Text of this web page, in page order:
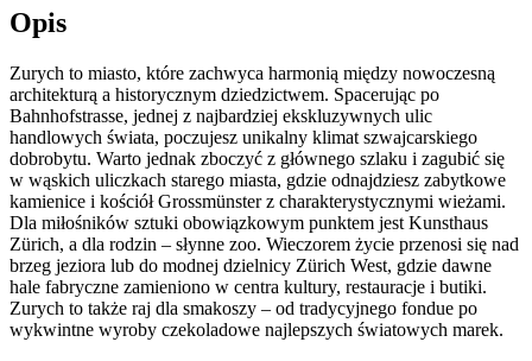
Opis
Zurych to miasto, które zachwyca harmonią między nowoczesną
architekturą a historycznym dziedzictwem. Spacerując po
Bahnhofstrasse, jednej z najbardziej ekskluzywnych ulic
handlowych świata, poczujesz unikalny klimat szwajcarskiego
dobrobytu. Warto jednak zboczyć z głównego szlaku i zagubić się
w wąskich uliczkach starego miasta, gdzie odnajdziesz zabytkowe
kamienice i kościół Grossmünster z charakterystycznymi wieżami.
Dla miłośników sztuki obowiązkowym punktem jest Kunsthaus
Zürich, a dla rodzin – słynne zoo. Wieczorem życie przenosi się nad
brzeg jeziora lub do modnej dzielnicy Zürich West, gdzie dawne
hale fabryczne zamieniono w centra kultury, restauracje i butiki.
Zurych to także raj dla smakoszy – od tradycyjnego fondue po
wykwintne wyroby czekoladowe najlepszych światowych marek.